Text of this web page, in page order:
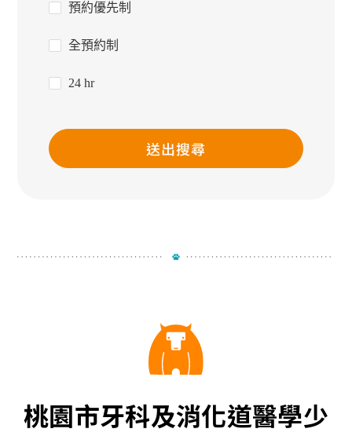
預約優先制
全預約制
24 hr
送出搜尋
桃園市牙科及消化道醫學少